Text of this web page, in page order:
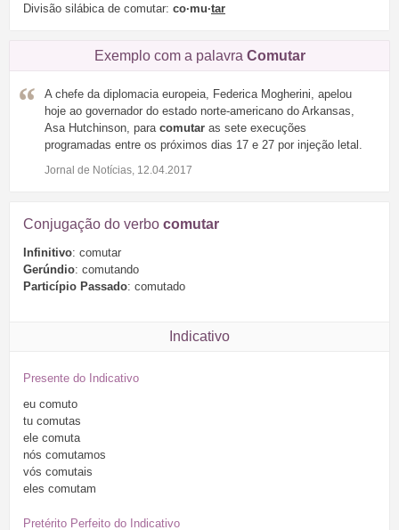
Divisão silábica de comutar: co·mu·tar
Exemplo com a palavra Comutar
A chefe da diplomacia europeia, Federica Mogherini, apelou
hoje ao governador do estado norte-americano do Arkansas,
Asa Hutchinson, para comutar as sete execuções
programadas entre os próximos dias 17 e 27 por injeção letal.
Jornal de Notícias, 12.04.2017
Conjugação do verbo comutar
Infinitivo: comutar
Gerúndio: comutando
Particípio Passado: comutado
Indicativo
Presente do Indicativo
eu comuto
tu comutas
ele comuta
nós comutamos
vós comutais
eles comutam
Pretérito Perfeito do Indicativo